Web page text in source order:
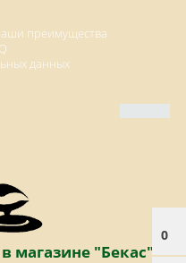
преимущества
данных
0
магазине "Бекас"